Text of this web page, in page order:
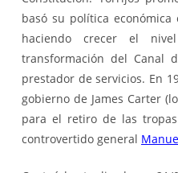
basó su política
haciendo crecer el
transformación del Canal
prestador de servicios. En
gobierno de James Carter
para el retiro de las
controvertido general